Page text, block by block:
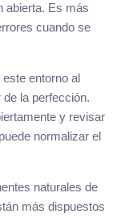
abierta. Es más
cuando se
entorno al
la perfección.
y revisar
normalizar el
naturales de
más dispuestos